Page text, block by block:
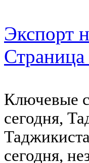
Экспорт
Ключевые
сегодня,
сегодня,